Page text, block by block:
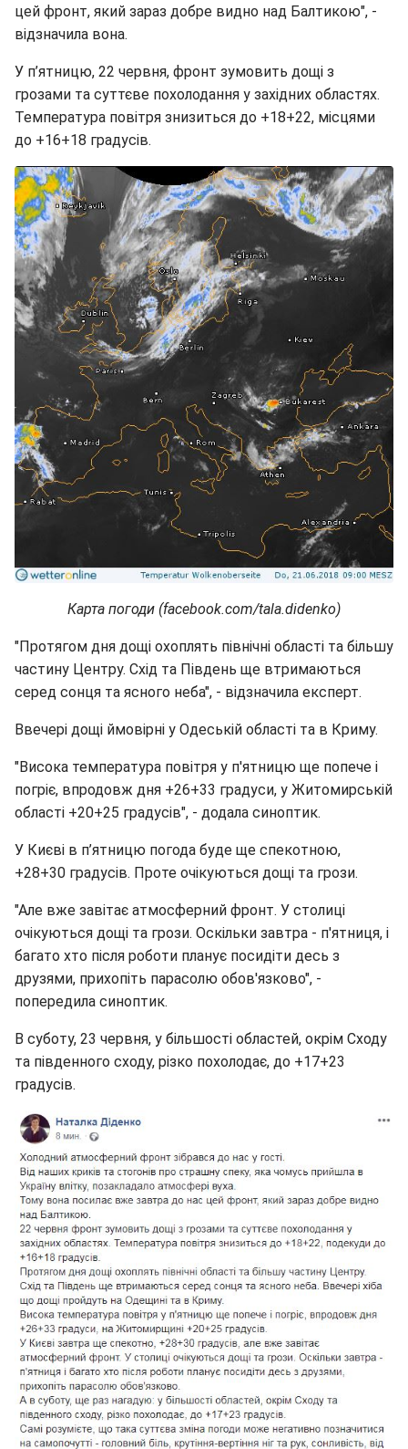
цей фронт, який зараз добре видно над Балтикою", -
відзначила вона.
У п’ятницю, 22 червня, фронт зумовить дощі з
грозами та суттєве похолодання у західних областях.
Температура повітря знизиться до +18+22, місцями
до +16+18 градусів.
Карта погоди (facebook.com/tala.didenko)
"Протягом дня дощі охоплять північні області та більшу
частину Центру. Схід та Південь ще втримаються
серед сонця та ясного неба", - відзначила експерт.
Ввечері дощі ймовірні у Одеській області та в Криму.
"Висока температура повітря у п'ятницю ще попече і
погріє, впродовж дня +26+33 градуси, у Житомирській
області +20+25 градусів", - додала синоптик.
У Києві в п’ятницю погода буде ще спекотною,
+28+30 градусів. Проте очікуються дощі та грози.
"Але вже завітає атмосферний фронт. У столиці
очікуються дощі та грози. Оскільки завтра - п'ятниця, і
багато хто після роботи планує посидіти десь з
друзями, прихопіть парасолю обов'язково", -
попередила синоптик.
В суботу, 23 червня, у більшості областей, окрім Сходу
та південного сходу, різко похолодає, до +17+23
градусів.